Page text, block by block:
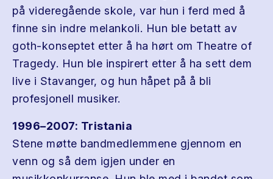
på videregående skole, var hun i ferd med å
finne sin indre melankoli. Hun ble betatt av
goth-konseptet etter å ha hørt om Theatre of
Tragedy. Hun ble inspirert etter å ha sett dem
live i Stavanger, og hun håpet på å bli
profesjonell musiker.
1996–2007: Tristania
Stene møtte bandmedlemmene gjennom en
venn og så dem igjen under en